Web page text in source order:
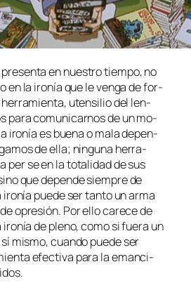
en nues­tro tiem­po, no
en la iro­nía que le ven­ga de for­
he­rra­mien­ta, uten­si­lio del len­
pa­ra co­mu­ni­car­nos de un mo­
iro­nía es bue­na o ma­la de­pen­
de ella; nin­gu­na he­rra­
per seen la to­ta­li­dad de sus
que de­pen­de siem­pre de
iro­nía pue­de ser tan­to un ar­ma
opre­sión. Por ello ca­re­ce de
de pleno, co­mo si fue­ra un
mis­mo, cuan­do pue­de ser
efec­ti­va pa­ra la eman­ci­